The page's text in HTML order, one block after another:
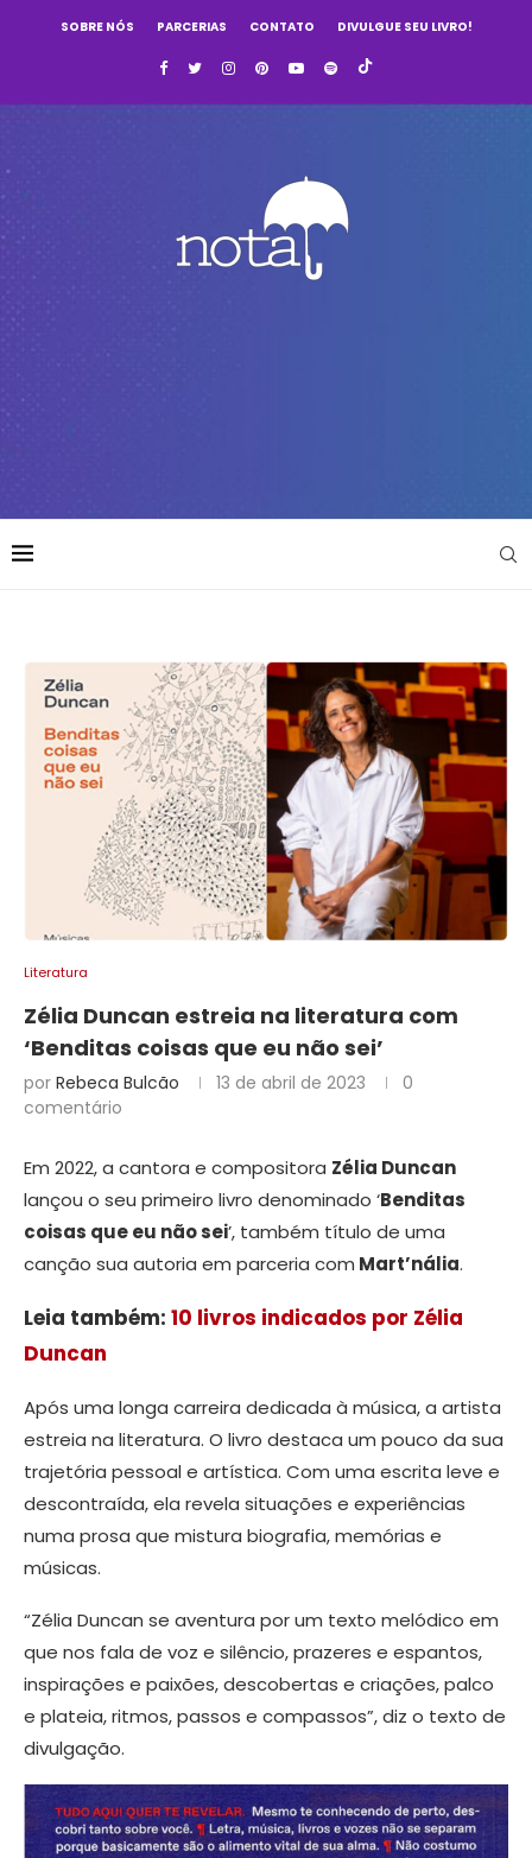
SOBRE NÓS PARCERIAS CONTATO DIVULGUE SEU LIVRO!
Literatura
Zélia Duncan estreia na literatura com
‘Benditas coisas que eu não sei’
por Rebeca Bulcão 13 de abril de 2023
0
comentário
Em 2022, a cantora e compositora Zélia Duncan
lançou o seu primeiro livro denominado ‘Benditas
coisas que eu não sei’, também título de uma
canção sua autoria em parceria com Mart’nália.
Leia também: 10 livros indicados por Zélia
Duncan
Após uma longa carreira dedicada à música, a artista
estreia na literatura. O livro destaca um pouco da sua
trajetória pessoal e artística. Com uma escrita leve e
descontraída, ela revela situações e experiências
numa prosa que mistura biografia, memórias e
músicas.
“Zélia Duncan se aventura por um texto melódico em
que nos fala de voz e silêncio, prazeres e espantos,
inspirações e paixões, descobertas e criações, palco
e plateia, ritmos, passos e compassos”, diz o texto de
divulgação.